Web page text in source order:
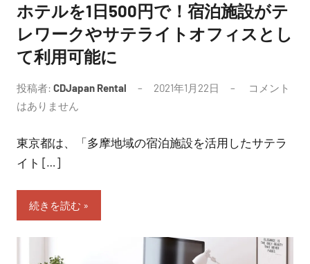
ホテルを1日500円で！宿泊施設がテ
レワークやサテライトオフィスとし
て利用可能に
投稿者: CDJapan Rental 2021年1月22日
コメント
はありません
東京都は、「多摩地域の宿泊施設を活用したサテラ
イト […]
続きを読む